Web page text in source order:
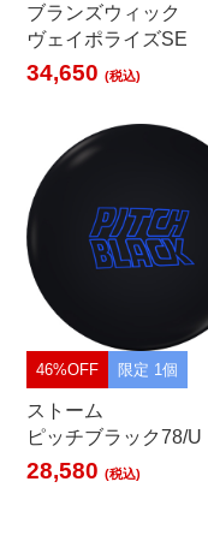
ブランズウィック
ヴェイポライズSE
34,650(税込)
46%OFF 限定 1個
ストーム
ピッチブラック78/U
28,580(税込)